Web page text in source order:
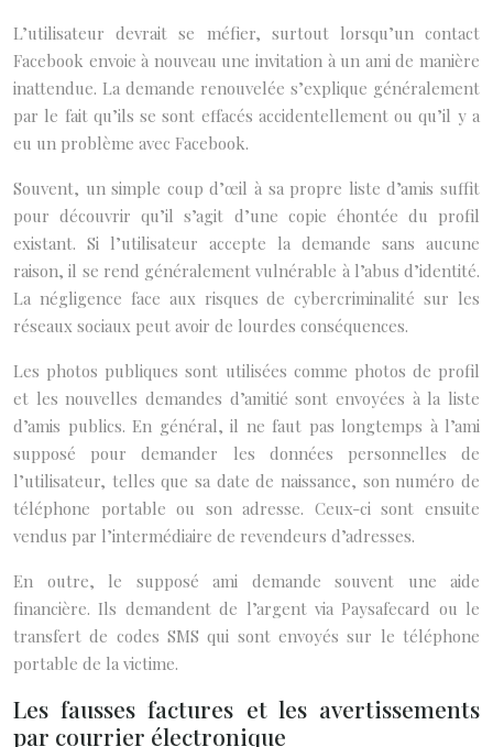
L’utilisateur devrait se méfier, surtout lorsqu’un contact
Facebook envoie à nouveau une invitation à un ami de manière
inattendue. La demande renouvelée s’explique généralement
par le fait qu’ils se sont effacés accidentellement ou qu’il y a
eu un problème avec Facebook.
Souvent, un simple coup d’œil à sa propre liste d’amis suffit
pour découvrir qu’il s’agit d’une copie éhontée du profil
existant. Si l’utilisateur accepte la demande sans aucune
raison, il se rend généralement vulnérable à l’abus d’identité.
La négligence face aux risques de cybercriminalité sur les
réseaux sociaux peut avoir de lourdes conséquences.
Les photos publiques sont utilisées comme photos de profil
et les nouvelles demandes d’amitié sont envoyées à la liste
d’amis publics. En général, il ne faut pas longtemps à l’ami
supposé pour demander les données personnelles de
l’utilisateur, telles que sa date de naissance, son numéro de
téléphone portable ou son adresse. Ceux-ci sont ensuite
vendus par l’intermédiaire de revendeurs d’adresses.
En outre, le supposé ami demande souvent une aide
financière. Ils demandent de l’argent via Paysafecard ou le
transfert de codes SMS qui sont envoyés sur le téléphone
portable de la victime.
Les fausses factures et les avertissements
par courrier électronique